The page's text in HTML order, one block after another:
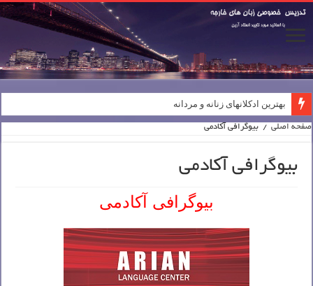
بهترین ادکلانهای زنانه و مردانه
صفحه اصلی / بیوگرافی آکادمی
بیوگرافی آکادمی
بیوگرافی آکادمی